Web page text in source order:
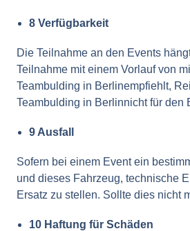
8 Verfügbarkeit
Die Teilnahme an den Events
Teilnahme mit einem Vorlauf von
Teambulding in Berlinempfiehlt,
Teambulding in Berlinnicht für den
9 Ausfall
Sofern bei einem Event ein
und dieses Fahrzeug, technische
Ersatz zu stellen. Sollte dies nicht
10 Haftung für Schäden